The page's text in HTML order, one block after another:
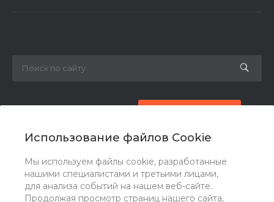
Использование файлов Cookie
Мы используем файлы cookie, разработанные
нашими специалистами и третьими лицами,
для анализа событий на нашем веб-сайте.
Продолжая просмотр страниц нашего сайта,
zakaz@ogk-opora.ru
г. Москва, г. Москва, ул. 7-я Парковая, 24